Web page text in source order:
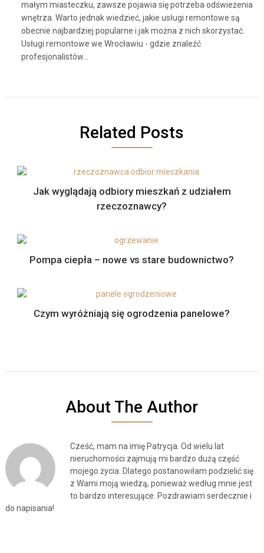
małym miasteczku, zawsze pojawia się potrzeba odświeżenia
wnętrza. Warto jednak wiedzieć, jakie usługi remontowe są
obecnie najbardziej popularne i jak można z nich skorzystać.
Usługi remontowe we Wrocławiu - gdzie znaleźć
profesjonalistów…
Related Posts
Jak wyglądają odbiory mieszkań z udziałem
rzeczoznawcy?
Pompa ciepła – nowe vs stare budownictwo?
Czym wyróżniają się ogrodzenia panelowe?
About The Author
Cześć, mam na imię Patrycja. Od wielu lat
nieruchomości zajmują mi bardzo dużą część
mojego życia. Dlatego postanowiłam podzielić się
z Wami moją wiedzą, ponieważ według mnie jest
to bardzo interesujące. Pozdrawiam serdecznie i
do napisania!